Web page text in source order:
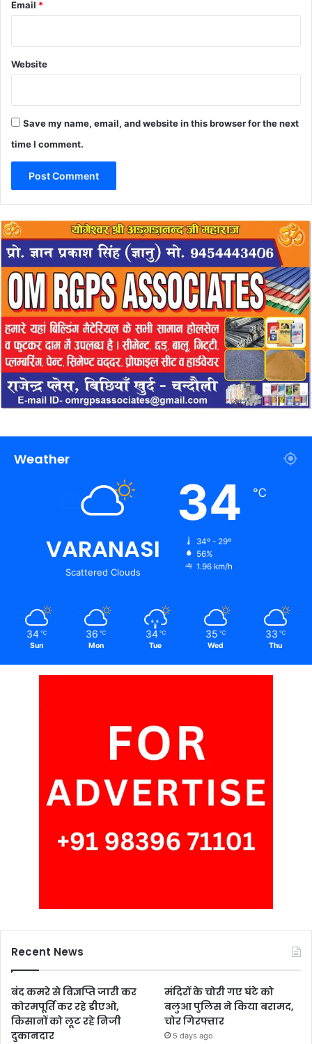
Email *
Website
Save my name, email, and website in this browser for the next
time I comment.
Weather
VARANASI
Scattered Clouds
34 ℃
34º - 29º
56%
1.96 km/h
34 ℃
Sun
36 ℃
Mon
34 ℃
Tue
35 ℃
Wed
33 ℃
Thu
Recent News
बंद कमरे से विज्ञप्ति जारी कर
कोरमपूर्ति कर रहे डीएओ,
किसानों को लूट रहे निजी
दुकानदार
मंदिरों के चोरी गए घंटे को
बलुआ पुलिस ने किया बरामद,
चोर गिरफ्तार
5 days ago